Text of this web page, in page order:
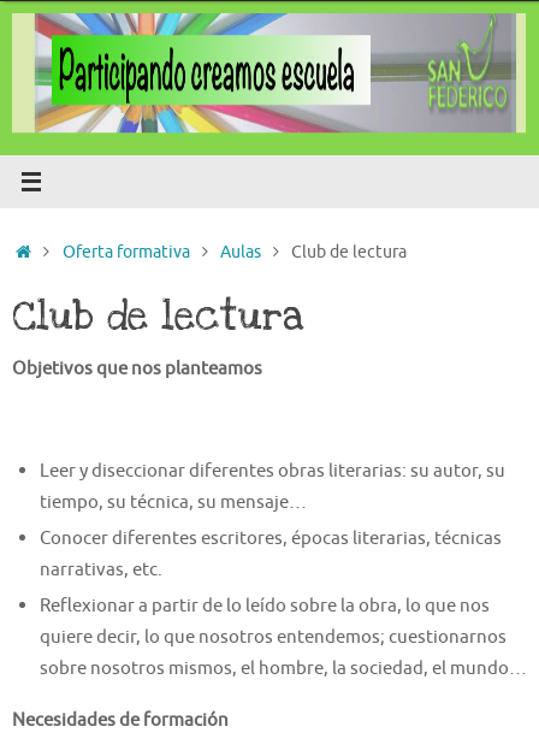
Saltar
contenido
InicioOferta formativa Aulas Club de lectura
Club de lectura
Objetivos que nos planteamos
Leer y diseccionar diferentes obras literarias: su autor, su
tiempo, su técnica, su mensaje…
Conocer diferentes escritores, épocas literarias, técnicas
narrativas, etc.
Reflexionar a partir de lo leído sobre la obra, lo que nos
quiere decir, lo que nosotros entendemos; cuestionarnos
sobre nosotros mismos, el hombre, la sociedad, el mundo…
Necesidades de formación